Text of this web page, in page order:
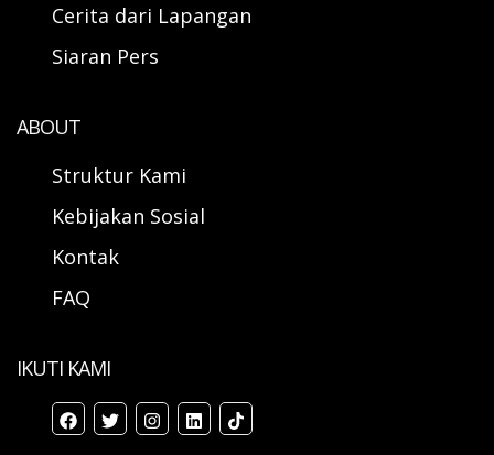
Cerita dari Lapangan
Siaran Pers
ABOUT
Struktur Kami
Kebijakan Sosial
Kontak
FAQ
IKUTI KAMI